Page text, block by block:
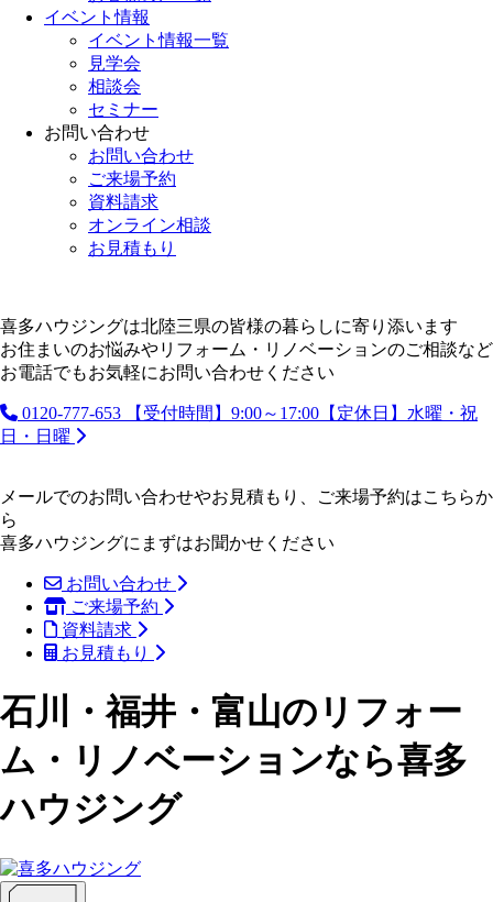
イベント情報
イベント情報一覧
見学会
相談会
セミナー
お問い合わせ
お問い合わせ
ご来場予約
資料請求
オンライン相談
お見積もり
喜多ハウジングは北陸三県の皆様の暮らしに寄り添います
お住まいのお悩みやリフォーム・リノベーションのご相談など
お電話でもお気軽にお問い合わせください
0120-777-653
【受付時間】9:00～17:00【定休日】水曜・祝
日・日曜
メールでのお問い合わせやお見積もり、ご来場予約はこちらか
ら
喜多ハウジングにまずはお聞かせください
お問い合わせ
ご来場予約
資料請求
お見積もり
石川・福井・富山のリフォー
ム・リノベーションなら喜多
ハウジング